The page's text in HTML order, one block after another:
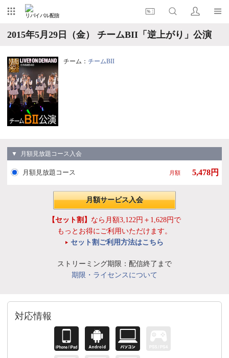
リバイバル配信
2015年5月29日（金） チームBII「逆上がり」公演
チーム： チームBII
▼ 月額見放題コース入会
月額見放題コース 月額 5,478円
月額サービス入会
【セット割】 なら月額3,122円＋1,628円で
もっとお得にご利用いただけます。
セット割ご利用方法はこちら
ストリーミング期限：配信終了まで
期限・ライセンスについて
対応情報